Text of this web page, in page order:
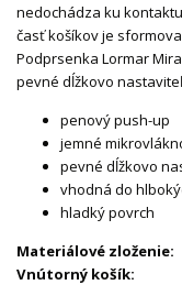
nedochádza ku
časť košíkov je
Podprsenka Lormar
pevné dĺžkovo
penový push-up
jemné
pevné dĺžkovo
vhodná do
hladký povrch
Materiálové zloženie:
Vnútorný košík: